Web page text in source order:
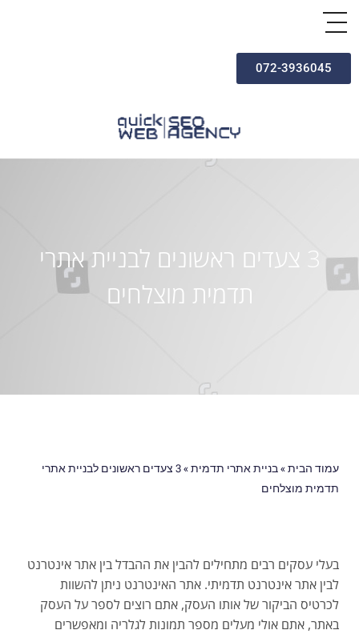
072-3936045
3 צעדים ראשונים לבניית אתרי
תדמית מוצלחים
עמוד הבית»בניית אתרי תדמית»
3 צעדים ראשונים לבניית אתרי
תדמית מוצלחים
בעלי עסקים רבים מתחילים להבין את ההבדל בין אתר אינטרנט
לבין אתר אינטרנט תדמיתי. אתר האינטרנט ניתן להשוות
לכרטיס הביקור של אותו העסק, אתם רוצים לספר על העסק
באתר, אתם אולי מעלים מספר תמונות לגלריה ומאפשרים